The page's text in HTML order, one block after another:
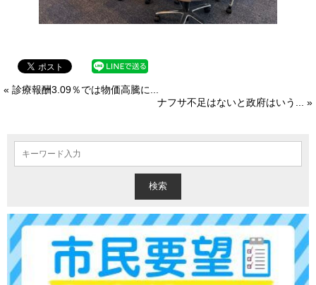
« 診療報酬3.09％では物価高騰に...
ナフサ不足はないと政府はいう... »